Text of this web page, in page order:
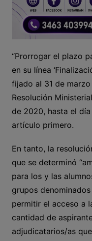
“Prorrogar el plazo
en su línea
fijado al 31 de
Resolución
de 2020, hasta el
artículo primero.
En tanto, la
que se determinó
para los y las
grupos
permitir el acceso a
cantidad de
adjudicatarios/as